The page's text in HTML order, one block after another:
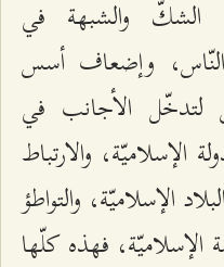
الشكّ والشبهة في
النّاس، وإضعاف أسس
لتدخّل الأجانب في
الإسلاميّة، والارتباط
الإسلاميّة، والتواطؤ
الإسلاميّة، فهذه كلّها